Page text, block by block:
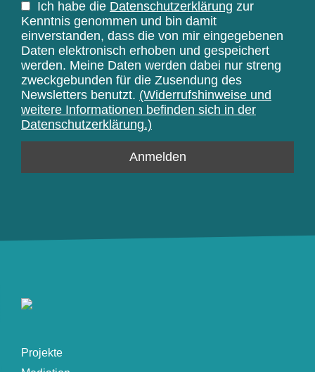
Ich habe die Datenschutzerklärung zur
Kenntnis genommen und bin damit
einverstanden, dass die von mir eingegebenen
Daten elektronisch erhoben und gespeichert
werden. Meine Daten werden dabei nur streng
zweckgebunden für die Zusendung des
Newsletters benutzt. (Widerrufshinweise und
weitere Informationen befinden sich in der
Datenschutzerklärung.)
Projekte